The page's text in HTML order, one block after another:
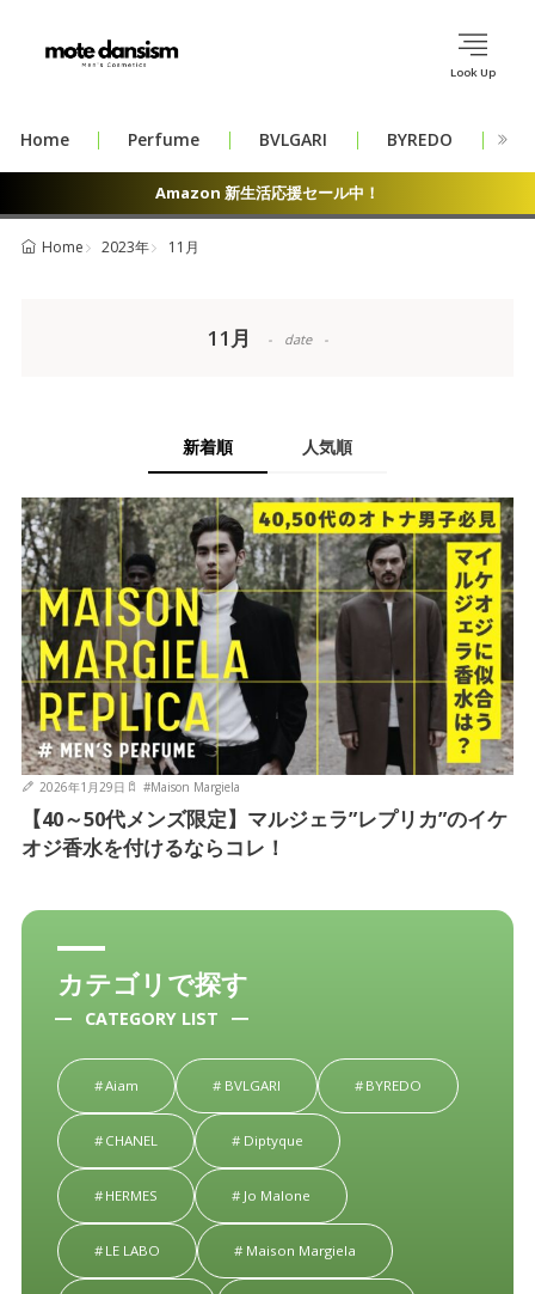
Look Up
Home Perfume BVLGARI BYREDO
Amazon 新生活応援セール中！
Home 2023年 11月
11月 date
新着順 人気順
2026年1月29日 #Maison Margiela
【40～50代メンズ限定】マルジェラ”レプリカ”のイケ
オジ香水を付けるならコレ！
カテゴリで探す
CATEGORY LIST
Aiam BVLGARI BYREDO
CHANEL Diptyque
HERMES Jo Malone
LE LABO Maison Margiela